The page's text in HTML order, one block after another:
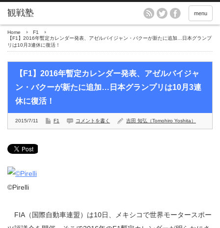
menu
Home
F1
【F1】2016年暫定カレンダー発表、アゼルバイジャン・バクーが新たに追加…日本グランプ
リは10月3連休に復活！
【F1】2016年暫定カレンダー発表、アゼルバイジャ
ン・バクーが新たに追加…日本グランプリは10月3連
休に復活！
2015/7/11 F1 コメントを書く 吉田 知弘（Tomohiro Yoshita）
©Pirelli
FIA（国際自動車連盟）は10日、メキシコで世界モータースポー